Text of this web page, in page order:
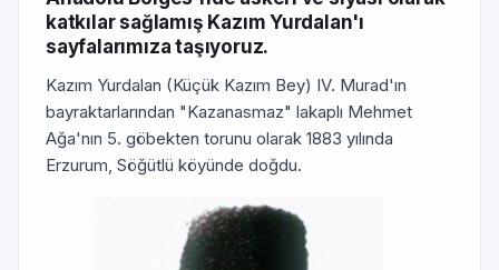
katkılar sağlamış Kazım Yurdalan'ı
sayfalarımıza taşıyoruz.
Kazım Yurdalan (Küçük Kazım Bey) IV. Murad'ın
bayraktarlarından "Kazanasmaz" lakaplı Mehmet
Ağa'nın 5. göbekten torunu olarak 1883 yılında
Erzurum, Söğütlü köyünde doğdu.